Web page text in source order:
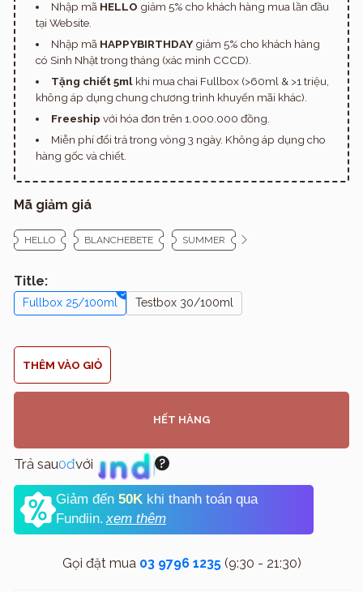
Nhập mã HELLO giảm 5% cho khách hàng mua lần đầu
tại Website.
Nhập mã HAPPYBIRTHDAYgiảm 5% cho khách hàng
có Sinh Nhật trong tháng (xác minh CCCD).
Tặng chiết 5mlkhi mua chai Fullbox (>60ml & >1 triệu,
không áp dụng chung chương trình khuyến mãi khác).
Freeship với hóa đơn trên 1.000.000 đồng.
Miễn phí đổi trả trong vòng 3 ngày. Không áp dụng cho
hàng gốc và chiết.
Mã giảm giá
HELLO BLANCHEBETE SUMMER
Title:
Fullbox 25/100ml Testbox 30/100ml
THÊM VÀO GIỎ
HẾT HÀNG
Trả sau0đvới
Giảm đến 50K khi thanh toán qua
Fundiin.xem thêm
Gọi đặt mua 03 9796 1235(9:30 - 21:30)